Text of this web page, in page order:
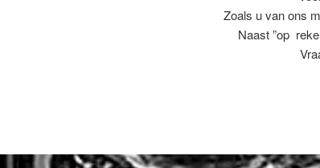
Zoals u van ons
Naast ”op